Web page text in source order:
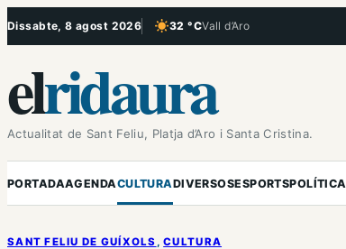
Vés
Dissabte, 8 agost 2026 32 °CVall d’Aro
, Cel serè
elridaura
Actualitat de Sant Feliu, Platja d’Aro i Santa Cristina.
PORTADAAGENDACULTURADIVERSOSESPORTSPOLÍTICA
SANT FELIU DE GUÍXOLS , CULTURA